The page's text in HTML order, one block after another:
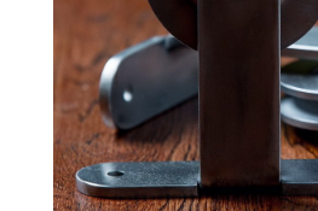
В КАТАЛОГ
Яндекс отзывы